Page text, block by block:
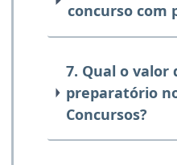
concurso com
7. Qual o valor
preparatório
Concursos?